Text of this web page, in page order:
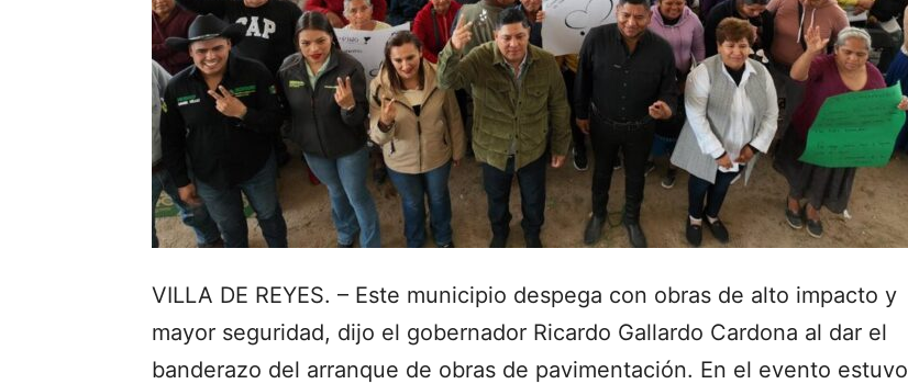
VILLA DE REYES. – Este municipio despega con obras de alto impacto y
mayor seguridad, dijo el gobernador Ricardo Gallardo Cardona al dar el
banderazo del arranque de obras de pavimentación. En el evento estuvo